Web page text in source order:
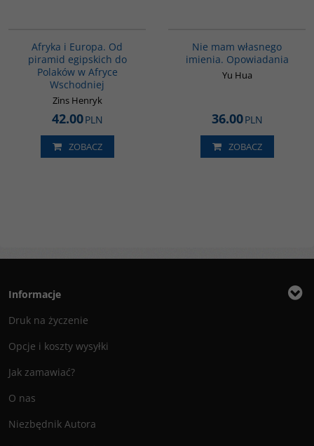
Afryka i Europa. Od
piramid egipskich do
Polaków w Afryce
Wschodniej
Zins Henryk
42.00PLN
ZOBACZ
Nie mam własnego
imienia. Opowiadania
Yu Hua
36.00PLN
ZOBACZ
Informacje
Druk na życzenie
Opcje i koszty wysyłki
Jak zamawiać?
O nas
Niezbędnik Autora